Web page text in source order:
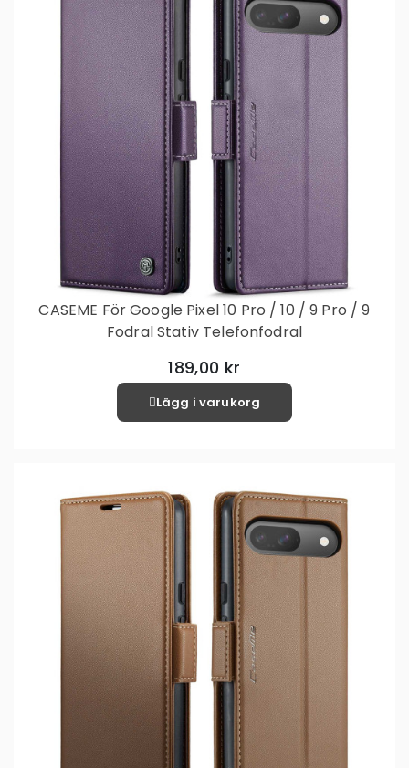
CASEME För Google Pixel 10 Pro / 10 / 9 Pro / 9
Fodral Stativ Telefonfodral
189,00 kr
Lägg i varukorg